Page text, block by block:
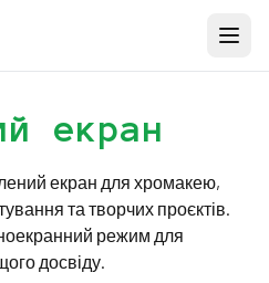
екран
екран для хромакею,
та творчих проєктів.
режим для
досвіду.